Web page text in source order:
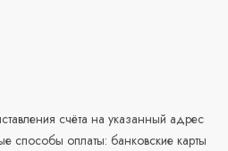
счёта на указанный адрес
способы оплаты: банковские карты